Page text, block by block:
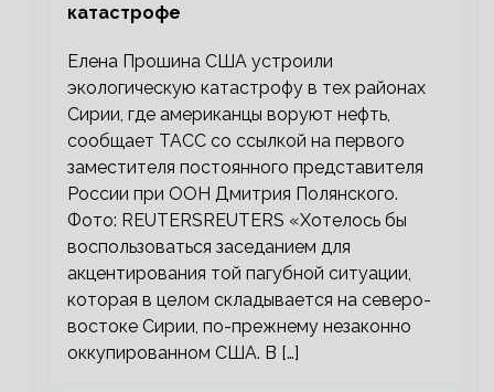
катастрофе
Елена Прошина США устроили
экологическую катастрофу в тех районах
Сирии, где американцы воруют нефть,
сообщает ТАСС со ссылкой на первого
заместителя постоянного представителя
России при ООН Дмитрия Полянского.
Фото: REUTERSREUTERS «Хотелось бы
воспользоваться заседанием для
акцентирования той пагубной ситуации,
которая в целом складывается на северо-
востоке Сирии, по-прежнему незаконно
оккупированном США. В […]